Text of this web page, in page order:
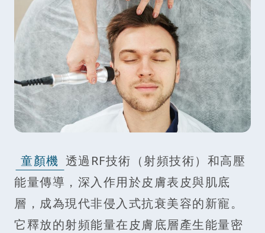
童顏機 透過RF技術（射頻技術）和高壓
能量傳導，深入作用於皮膚表皮與肌底
層，成為現代非侵入式抗衰美容的新寵。
它釋放的射頻能量在皮膚底層產生能量密